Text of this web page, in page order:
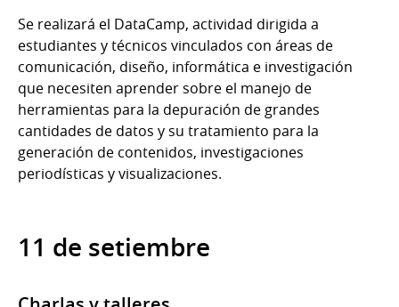
Se realizará el DataCamp, actividad dirigida a
estudiantes y técnicos vinculados con áreas de
comunicación, diseño, informática e investigación
que necesiten aprender sobre el manejo de
herramientas para la depuración de grandes
cantidades de datos y su tratamiento para la
generación de contenidos, investigaciones
periodísticas y visualizaciones.
11 de setiembre